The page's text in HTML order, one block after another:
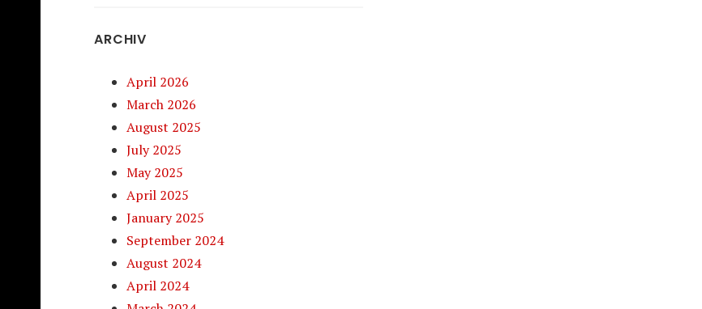
ARCHIV
April 2026
March 2026
August 2025
July 2025
May 2025
April 2025
January 2025
September 2024
August 2024
April 2024